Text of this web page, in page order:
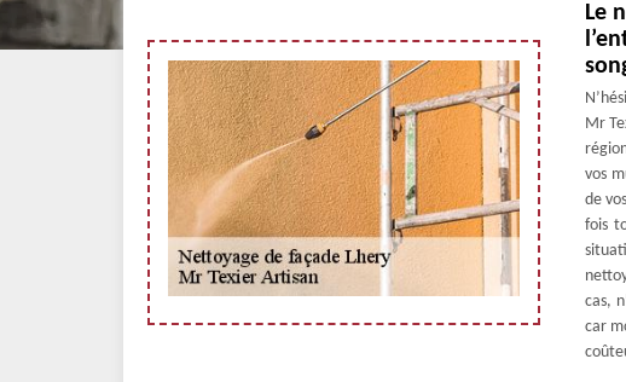
Le
Mr
vos
de
fois
cas,
car